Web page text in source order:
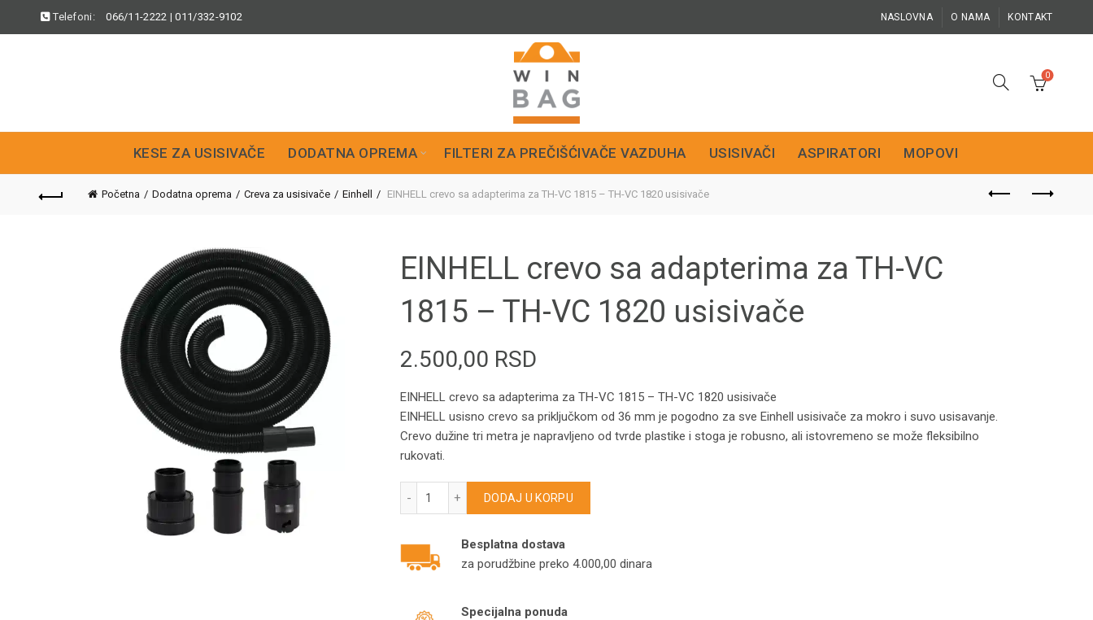
Telefoni: 066/11-2222 |011/332-9102 NASLOVNA O NAMA KONTAKT
0
KESE ZA USISIVAČE DODATNA OPREMA FILTERI ZA PREČIŠĆIVAČE VAZDUHA USISIVAČI ASPIRATORI MOPOVI
Početna Dodatna oprema Creva za usisivače Einhell EINHELL crevo sa adapterima za TH-VC 1815 – TH-VC 1820 usisivače
EINHELL crevo sa adapterima za TH-VC
1815 – TH-VC 1820 usisivače
2.500,00 RSD
EINHELL crevo sa adapterima za TH-VC 1815 – TH-VC 1820 usisivače
EINHELL usisno crevo sa priključkom od 36 mm je pogodno za sve Einhell usisivače za mokro i suvo usisavanje.
Crevo dužine tri metra je napravljeno od tvrde plastike i stoga je robusno, ali istovremeno se može fleksibilno
rukovati.
DODAJ U KORPU
Besplatna dostava
za porudžbine preko 4.000,00 dinara
Specijalna ponuda